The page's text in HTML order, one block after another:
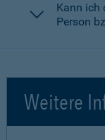
Kann ich
Person
Weitere